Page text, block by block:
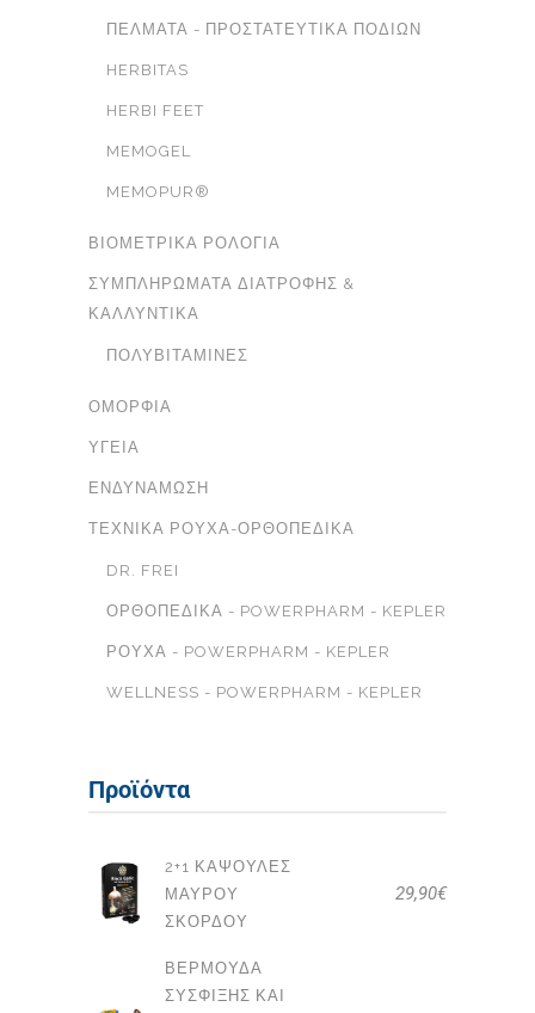
ΠΈΛΜΑΤΑ - ΠΡΟΣΤΑΤΕΥΤΙΚΆ ΠΟΔΙΏΝ
HERBITAS
HERBI FEET
MEMOGEL
MEMOPUR®
ΒΙΟΜΕΤΡΙΚΆ ΡΟΛΌΓΙΑ
ΣΥΜΠΛΗΡΏΜΑΤΑ ΔΙΑΤΡΟΦΉΣ &
ΚΑΛΛΥΝΤΙΚΆ
ΠΟΛΥΒΙΤΑΜΊΝΕΣ
ΟΜΟΡΦΙΆ
ΥΓΕΊΑ
ΕΝΔΥΝΆΜΩΣΗ
ΤΕΧΝΙΚΆ ΡΟΎΧΑ-ΟΡΘΟΠΕΔΙΚΆ
DR. FREI
ΟΡΘΟΠΕΔΙΚΆ - POWERPHARM - KEPLER
ΡΟΎΧΑ - POWERPHARM - KEPLER
WELLNESS - POWERPHARM - KEPLER
Προϊόντα
2+1 ΚΆΨΟΥΛΕΣ
ΜΑΎΡΟΥ
ΣΚΌΡΔΟΥ
29,90€
ΒΕΡΜΟΎΔΑ
ΣΎΣΦΙΞΗΣ ΚΑΙ